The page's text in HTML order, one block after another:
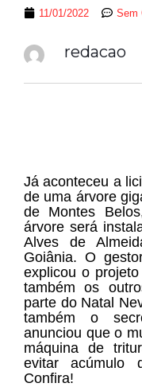
11/01/2022 Sem
redacao
Já aconteceu a
de uma árvore
de Montes
árvore será
Alves de
Goiânia. O
explicou o
também os
parte do Natal
também o
anunciou que o
máquina de
evitar acúmulo
Confira!